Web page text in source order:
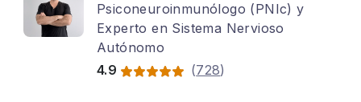
Psiconeuroinmunólogo (PNIc) y
Experto en Sistema Nervioso
Autónomo
4.9
(728)